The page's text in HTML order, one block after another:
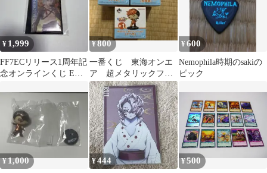
¥ 1,999
FF7ECリリース1周年記
念オンラインくじ E賞
¥800
一番くじ 東海オンエ
ア 超メタリックフィ
ギュア 3個
¥600
Nemophila時期のsakiの
ピック
¥1,000 ¥444 ¥500